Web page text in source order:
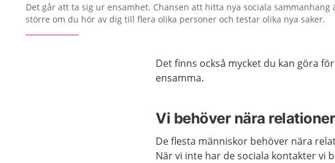
Det går att ta sig ur ensamhet. Chansen att hitta nya sociala sammanhang
större om du hör av dig till flera olika personer och testar olika nya saker.
Det finns också mycket du kan göra
ensamma.
Vi behöver nära relationer
De flesta människor behöver nära
När vi inte har de sociala kontakter vi